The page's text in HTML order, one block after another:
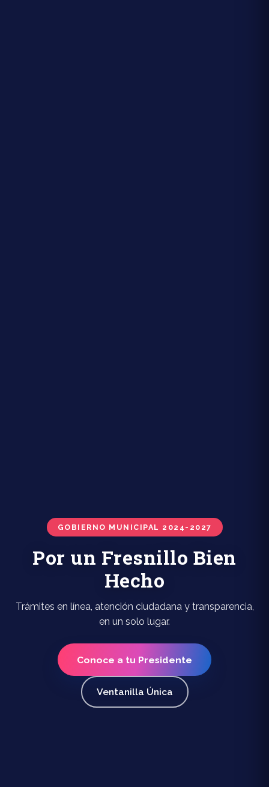
GOBIERNO MUNICIPAL 2024-2027
Por un Fresnillo Bien
Hecho
Trámites en línea, atención ciudadana y transparencia,
en un solo lugar.
Conoce a tu Presidente
Ventanilla Única